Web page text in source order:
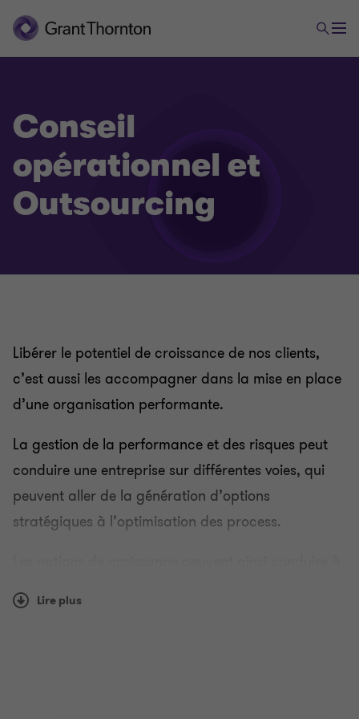
Conseil
opérationnel et
Outsourcing
Libérer le potentiel de croissance de nos clients,
c’est aussi les accompagner dans la mise en place
d’une organisation performante.
La gestion de la performance et des risques peut
conduire une entreprise sur différentes voies, qui
peuvent aller de la génération d’options
stratégiques à l’optimisation des process.
la recherche de financements, de cibles pour des
acquisitions, fusions, etc. Nos experts en finance
Lire plus